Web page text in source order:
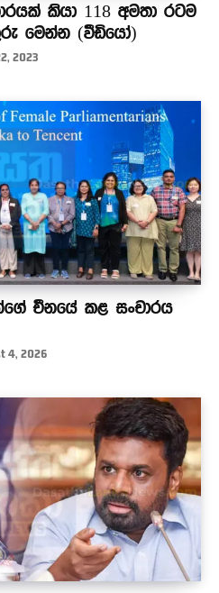
කියා 118 අමතා රටම
මෙන්න (වීඩියෝ)
2023
චීනයේ කළ සංචාරය
4, 2026